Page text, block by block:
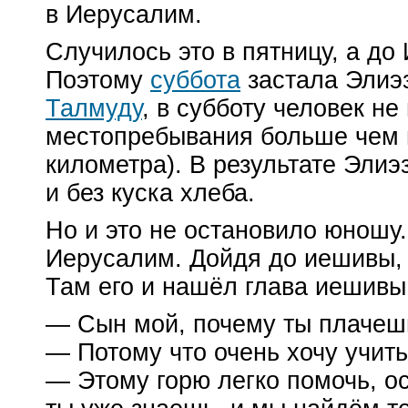
в Иерусалим.
Случилось это в пятницу, а
Поэтому суббота застала
Талмуду, в субботу человек
местопребывания больше чем
километра). В результате
и без куска хлеба.
Но и это не остановило
Иерусалим. Дойдя до иешивы,
Там его и нашёл глава
— Сын мой, почему ты
— Потому что очень хочу
— Этому горю легко помочь,